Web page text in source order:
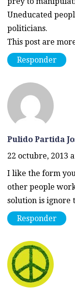
Uneducated
politicians.
This post are
Responder
Pulido Partida
22 octubre, 2013
I like the form
other people
solution is ignore
Responder